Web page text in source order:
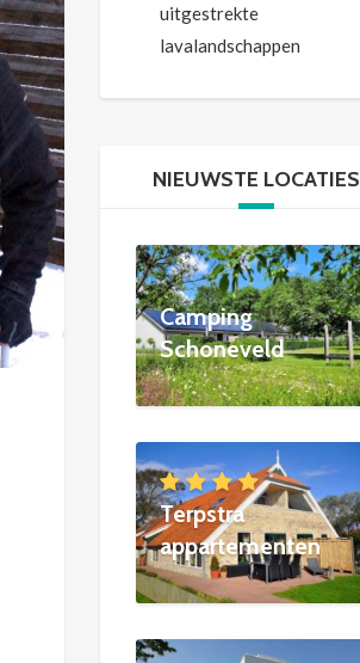
uitgestrekte
lavalandschappen
NIEUWSTE LOCATIES
Camping
Schoneveld
Terpstra
appartementen